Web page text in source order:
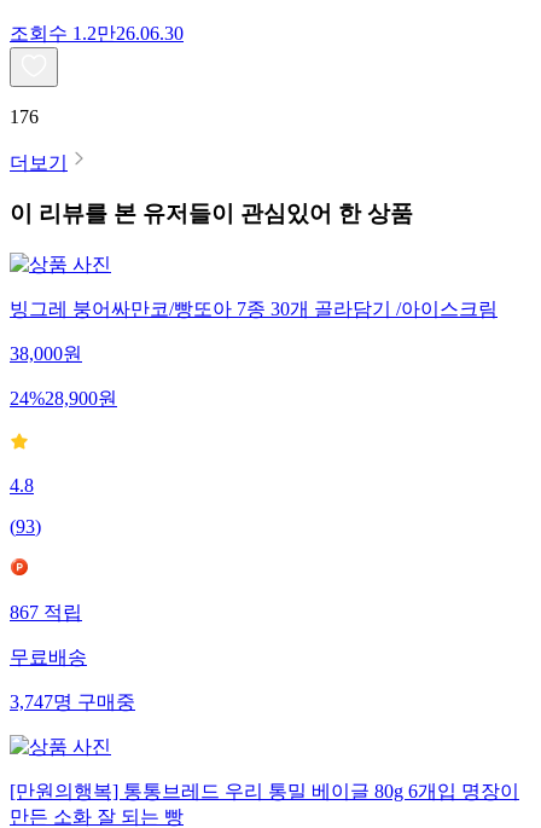
조회수 1.2만26.06.30
176
더보기
이 리뷰를 본 유저들이 관심있어 한 상품
빙그레 붕어싸만코/빵또아 7종 30개 골라담기 /아이스크림
38,000원
24%28,900원
4.8
(93)
867 적립
무료배송
3,747명 구매중
[만원의행복] 통통브레드 우리 통밀 베이글 80g 6개입 명장이
만든 소화 잘 되는 빵